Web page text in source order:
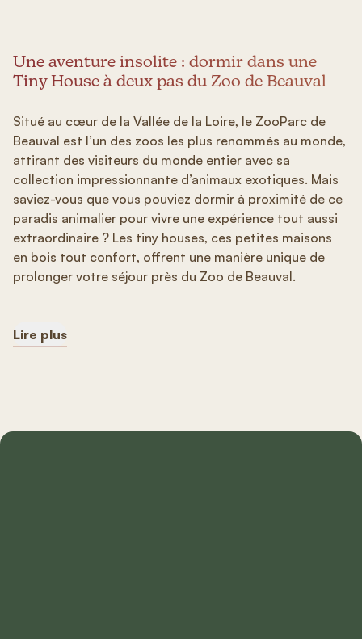
Une aventure insolite : dormir dans une
Tiny House à deux pas du Zoo de Beauval
Situé au cœur de la Vallée de la Loire, le ZooParc de
Beauval est l’un des zoos les plus renommés au monde,
attirant des visiteurs du monde entier avec sa
collection impressionnante d’animaux exotiques. Mais
saviez-vous que vous pouviez dormir à proximité de ce
paradis animalier pour vivre une expérience tout aussi
extraordinaire ? Les tiny houses, ces petites maisons
en bois tout confort, offrent une manière unique de
prolonger votre séjour près du Zoo de Beauval.
Lire plus